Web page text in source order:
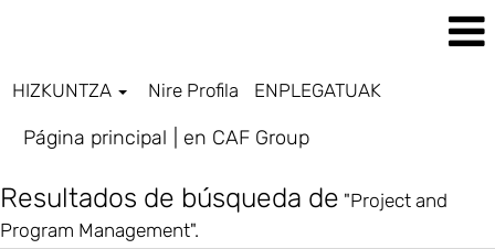
HIZKUNTZA Nire Profila ENPLEGATUAK
Página principal en CAF Group(página
Resultados de búsqueda de "Project and
Program Management".